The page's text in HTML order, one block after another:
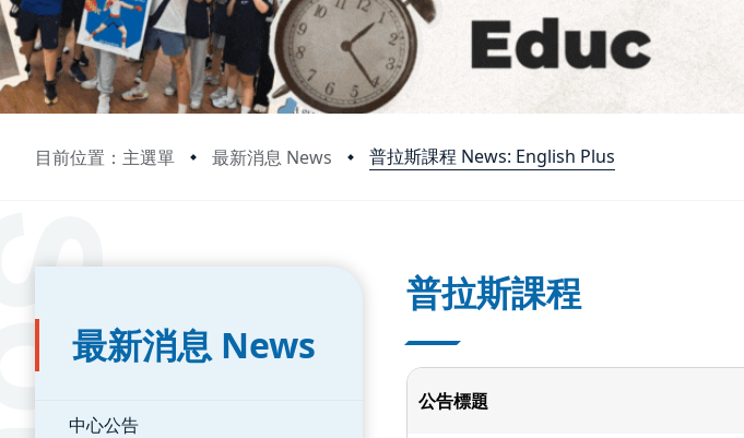
目前位置：主選單 最新消息 News 普拉斯課程 News: English Plus
:::
最新消息 News
中心公告
普拉斯課程
公告標題